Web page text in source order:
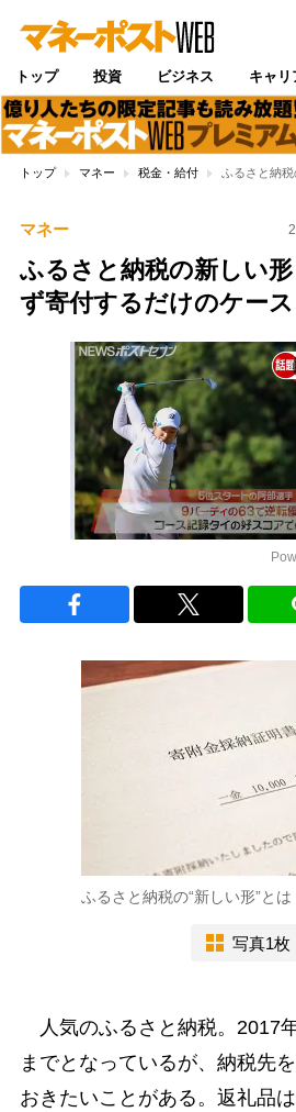
トップ 投資 ビジネス キャリ
トップ マネー 税金・給付 ふるさと納
マネー
ふるさと納税の新しい
ず寄付するだけのケー
ふるさと納税の“新しい形”とは
写真1枚
人気のふるさと納税。2017
までとなっているが、納税先
おきたいことがある。返礼品